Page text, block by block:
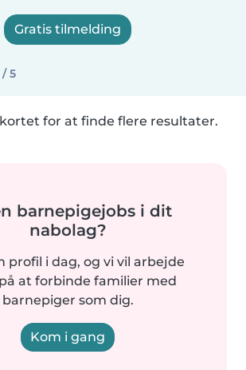
Gratis tilmelding
5
for at finde flere resultater.
barnepigejobs i dit
nabolag?
profil i dag, og vi vil arbejde
at forbinde familier med
barnepiger som dig.
Kom i gang